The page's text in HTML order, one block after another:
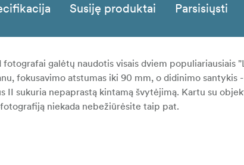
Susiję produktai Parsisiųsti
galėtų naudotis visais dviem populiariausiais
fokusavimo atstumas iki 90 mm, o didinimo santykis -
II sukuria nepaprastą kintamą švytėjimą. Kartu su
niekada nebežiūrėsite taip pat.